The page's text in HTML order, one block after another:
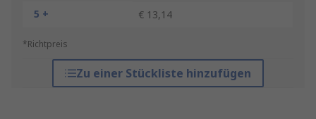
5 +
€ 13,14
*Richtpreis
Zu einer Stückliste hinzufügen